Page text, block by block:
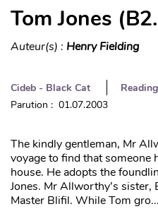
Tom Jones
Auteur(s) : Henry Fielding
Cideb - Black Cat
Parution : 01.07.2003
The kindly gentleman, Mr
voyage to find that someone
house. He adopts the
Jones. Mr Allworthy’s sister,
Master Blifil. While Tom gro...